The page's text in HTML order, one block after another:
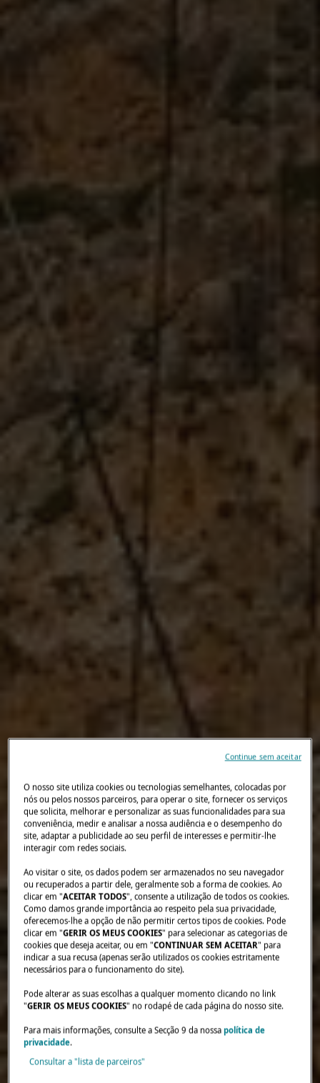
O nosso site utiliza cookies ou tecnologias semelhantes, colocadas por
nós ou pelos nossos parceiros, para operar o site, fornecer os serviços
que solicita, melhorar e personalizar as suas funcionalidades para sua
conveniência, medir e analisar a nossa audiência e o desempenho do
site, adaptar a publicidade ao seu perfil de interesses e permitir-lhe
interagir com redes sociais.
Ao visitar o site, os dados podem ser armazenados no seu navegador
ou recuperados a partir dele, geralmente sob a forma de cookies. Ao
clicar em "ACEITAR TODOS", consente a utilização de todos os cookies.
Como damos grande importância ao respeito pela sua privacidade,
oferecemos-lhe a opção de não permitir certos tipos de cookies. Pode
clicar em "GERIR OS MEUS COOKIES" para selecionar as categorias de
cookies que deseja aceitar, ou em "CONTINUAR SEM ACEITAR" para
indicar a sua recusa (apenas serão utilizados os cookies estritamente
necessários para o funcionamento do site).
Pode alterar as suas escolhas a qualquer momento clicando no link
"GERIR OS MEUS COOKIES" no rodapé de cada página do nosso site.
Para mais informações, consulte a Secção 9 da nossapolítica de
privacidade.
Consultar a "lista de parceiros"
Continue sem aceitar